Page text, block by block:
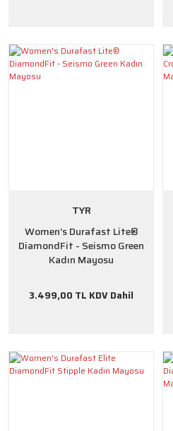
TYR
Women's Durafast Lite®
DiamondFit - Seismo Green
Kadın Mayosu
3.499,00 TL KDV Dahil